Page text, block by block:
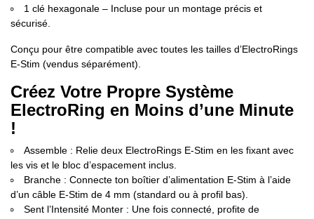
1 clé hexagonale – Incluse pour un montage précis et
sécurisé.
Conçu pour être compatible avec toutes les tailles d’ElectroRings
E-Stim (vendus séparément).
Créez Votre Propre Système
ElectroRing en Moins d’une Minute
!
Assemble : Relie deux ElectroRings E-Stim en les fixant avec
les vis et le bloc d’espacement inclus.
Branche : Connecte ton boîtier d’alimentation E-Stim à l’aide
d’un câble E-Stim de 4 mm (standard ou à profil bas).
Sent l’Intensité Monter : Une fois connecté, profite de